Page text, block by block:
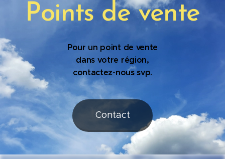
Points de vente
Pour un point de vente
dans votre région,
contactez-nous svp.
Contact